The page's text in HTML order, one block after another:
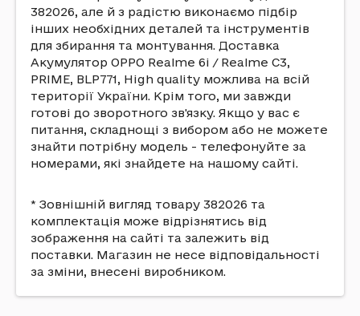
382026, але й з радістю виконаємо підбір
інших необхідних деталей та інструментів
для збирання та монтування. Доставка
Акумулятор OPPO Realme 6i / Realme C3,
PRIME, BLP771, High quality можлива на всій
території України. Крім того, ми завжди
готові до зворотного зв'язку. Якщо у вас є
питання, складнощі з вибором або не можете
знайти потрібну модель - телефонуйте за
номерами, які знайдете на нашому сайті.
* Зовнішній вигляд товару 382026 та
комплектація може відрізнятись від
зображення на сайті та залежить від
поставки. Магазин не несе відповідальності
за зміни, внесені виробником.